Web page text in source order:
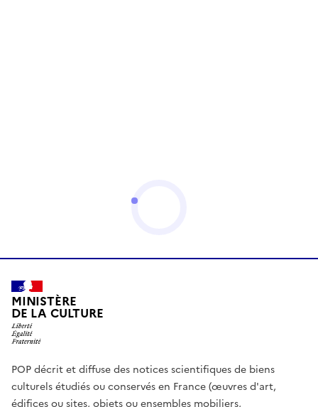
MINISTÈRE
DE LA CULTURE
POP décrit et diffuse des notices scientifiques de biens
culturels étudiés ou conservés en France (œuvres d'art,
édifices ou sites, objets ou ensembles mobiliers,